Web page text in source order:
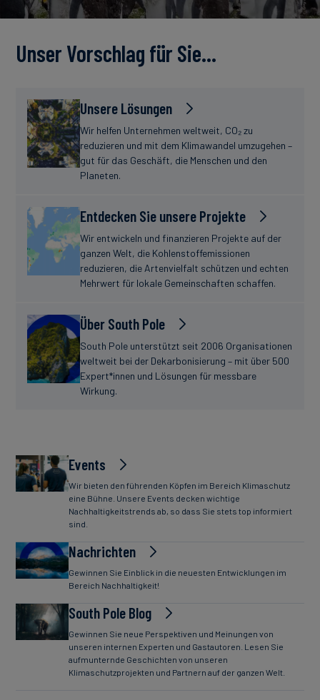
Unser Vorschlag für Sie…
Unsere Lösungen
Wir helfen Unternehmen weltweit, CO₂ zu
reduzieren und mit dem Klimawandel umzugehen –
gut für das Geschäft, die Menschen und den
Planeten.
Entdecken Sie unsere Projekte
Wir entwickeln und finanzieren Projekte auf der
ganzen Welt, die Kohlenstoffemissionen
reduzieren, die Artenvielfalt schützen und echten
Mehrwert für lokale Gemeinschaften schaffen.
Über South Pole
South Pole unterstützt seit 2006 Organisationen
weltweit bei der Dekarbonisierung – mit über 500
Expert*innen und Lösungen für messbare
Wirkung.
Events
Wir bieten den führenden Köpfen im Bereich Klimaschutz
eine Bühne. Unsere Events decken wichtige
Nachhaltigkeitstrends ab, so dass Sie stets top informiert
sind.
Nachrichten
Gewinnen Sie Einblick in die neuesten Entwicklungen im
Bereich Nachhaltigkeit!
South Pole Blog
Gewinnen Sie neue Perspektiven und Meinungen von
unseren internen Experten und Gastautoren. Lesen Sie
aufmunternde Geschichten von unseren
Klimaschutzprojekten und Partnern auf der ganzen Welt.